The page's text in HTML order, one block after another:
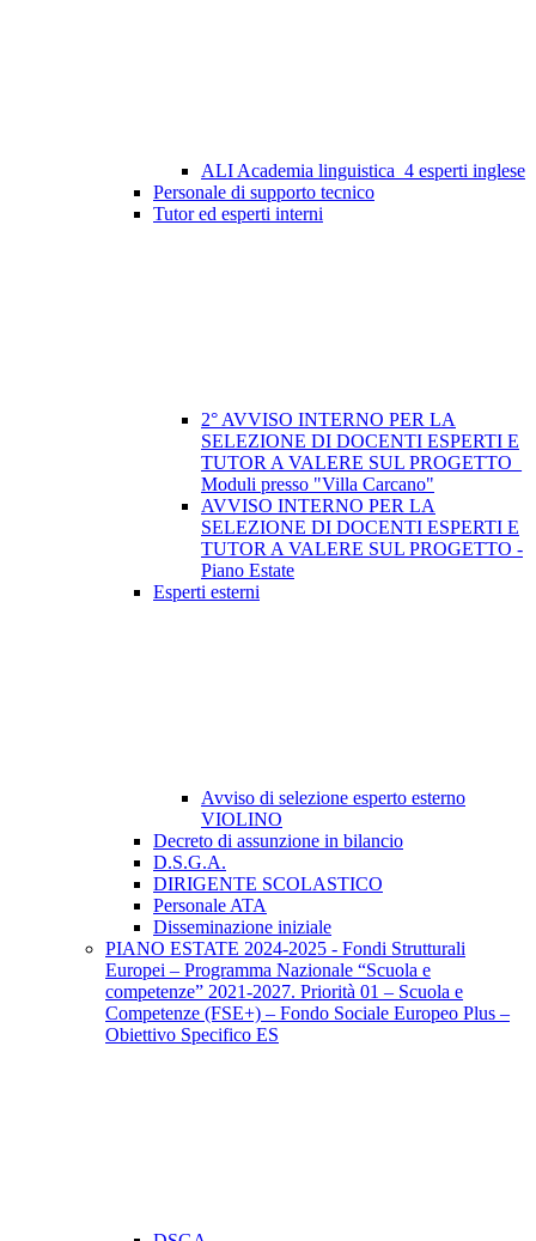
ALI Academia linguistica_4 esperti inglese
Personale di supporto tecnico
Tutor ed esperti interni
2° AVVISO INTERNO PER LA
SELEZIONE DI DOCENTI ESPERTI E
TUTOR A VALERE SUL PROGETTO_
Moduli presso "Villa Carcano"
AVVISO INTERNO PER LA
SELEZIONE DI DOCENTI ESPERTI E
TUTOR A VALERE SUL PROGETTO -
Piano Estate
Esperti esterni
Avviso di selezione esperto esterno
VIOLINO
Decreto di assunzione in bilancio
D.S.G.A.
DIRIGENTE SCOLASTICO
Personale ATA
Disseminazione iniziale
PIANO ESTATE 2024-2025 - Fondi Strutturali
Europei – Programma Nazionale “Scuola e
competenze” 2021-2027. Priorità 01 – Scuola e
Competenze (FSE+) – Fondo Sociale Europeo Plus –
Obiettivo Specifico ES